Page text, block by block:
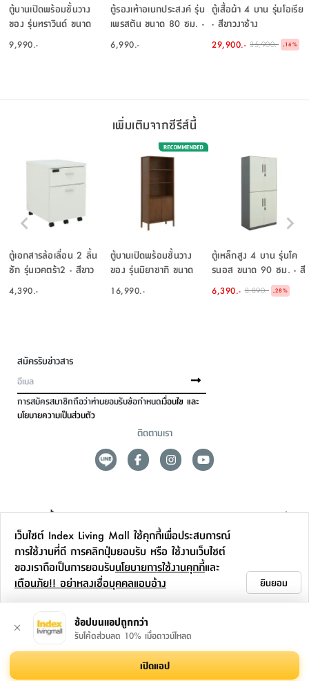
ตู้บานเปิดพร้อมชั้นวาง
ของ รุ่นทราวินด์ ขนาด
90 ซม. - สีธรรมชาติ/เก
รย์ ทราเวอร์ทีน
9,990.-
ตู้รองเท้าอเนกประสงค์ รุ่น
เพรสตัน ขนาด 80 ซม. -
สีขาว/เลอบาน่า โอ๊ค
6,990.-
ตู้เสื้อผ้า 4 บาน รุ่นโอเรีย
- สีขาวงาช้าง
29,900.- 35,900.- -16%
เพิ่มเติมจากซีรีส์นี้
ตู้เอกสารล้อเลื่อน 2 ลิ้น
ชัก รุ่นเวคตร้า2 - สีขาว
4,390.-
ตู้บานเปิดพร้อมชั้นวาง
ของ รุ่นมิยาซากิ ขนาด
80 ซม. - สีวอลนัท
16,990.-
ตู้เหล็กสูง 4 บาน รุ่นโค
รนอส ขนาด 90 ซม. - สี
ขาว/เทา
6,390.- 8,890.- -28%
สมัครรับข่าวสาร
การสมัครสมาชิกถือว่าท่านยอมรับข้อกำหนดเงื่อนไข และ
นโยบายความเป็นส่วนตัว
ติดตามเรา
ดูแลลูกค้า
สาขาและการบริการ
ข้อมูลเพิ่มเติม
เว็บไซต์ Index Living Mall ใช้คุกกี้เพื่อประสบการณ์
การใช้งานที่ดี การคลิกปุ่มยอมรับ หรือ ใช้งานเว็บไซต์
ของเราถือเป็นการยอมรับนโยบายการใช้งานคุกกี้และ
เตือนภัย!! อย่าหลงเชื่อบุคคลแอบอ้าง
ยินยอม
ช้อปบนแอปถูกกว่า
รับโค้ดส่วนลด 10% เมื่อดาวน์โหลด
เปิดแอป